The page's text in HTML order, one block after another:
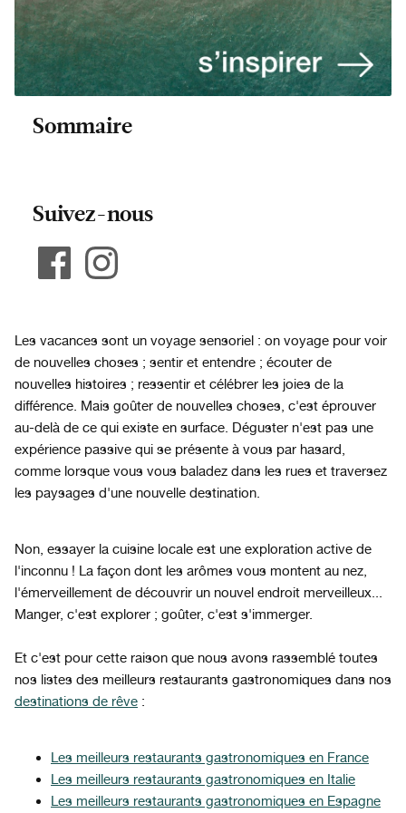
Sommaire
Suivez-nous
Les vacances sont un voyage sensoriel : on voyage pour voir
de nouvelles choses ; sentir et entendre ; écouter de
nouvelles histoires ; ressentir et célébrer les joies de la
différence. Mais goûter de nouvelles choses, c'est éprouver
au-delà de ce qui existe en surface. Déguster n'est pas une
expérience passive qui se présente à vous par hasard,
comme lorsque vous vous baladez dans les rues et traversez
les paysages d'une nouvelle destination.
Non, essayer la cuisine locale est une exploration active de
l'inconnu ! La façon dont les arômes vous montent au nez,
l'émerveillement de découvrir un nouvel endroit merveilleux...
Manger, c'est explorer ; goûter, c'est s'immerger.
Et c'est pour cette raison que nous avons rassemblé toutes
nos listes des meilleurs restaurants gastronomiques dans nos
destinations de rêve :
Les meilleurs restaurants gastronomiques en France
Les meilleurs restaurants gastronomiques en Italie
Les meilleurs restaurants gastronomiques en Espagne